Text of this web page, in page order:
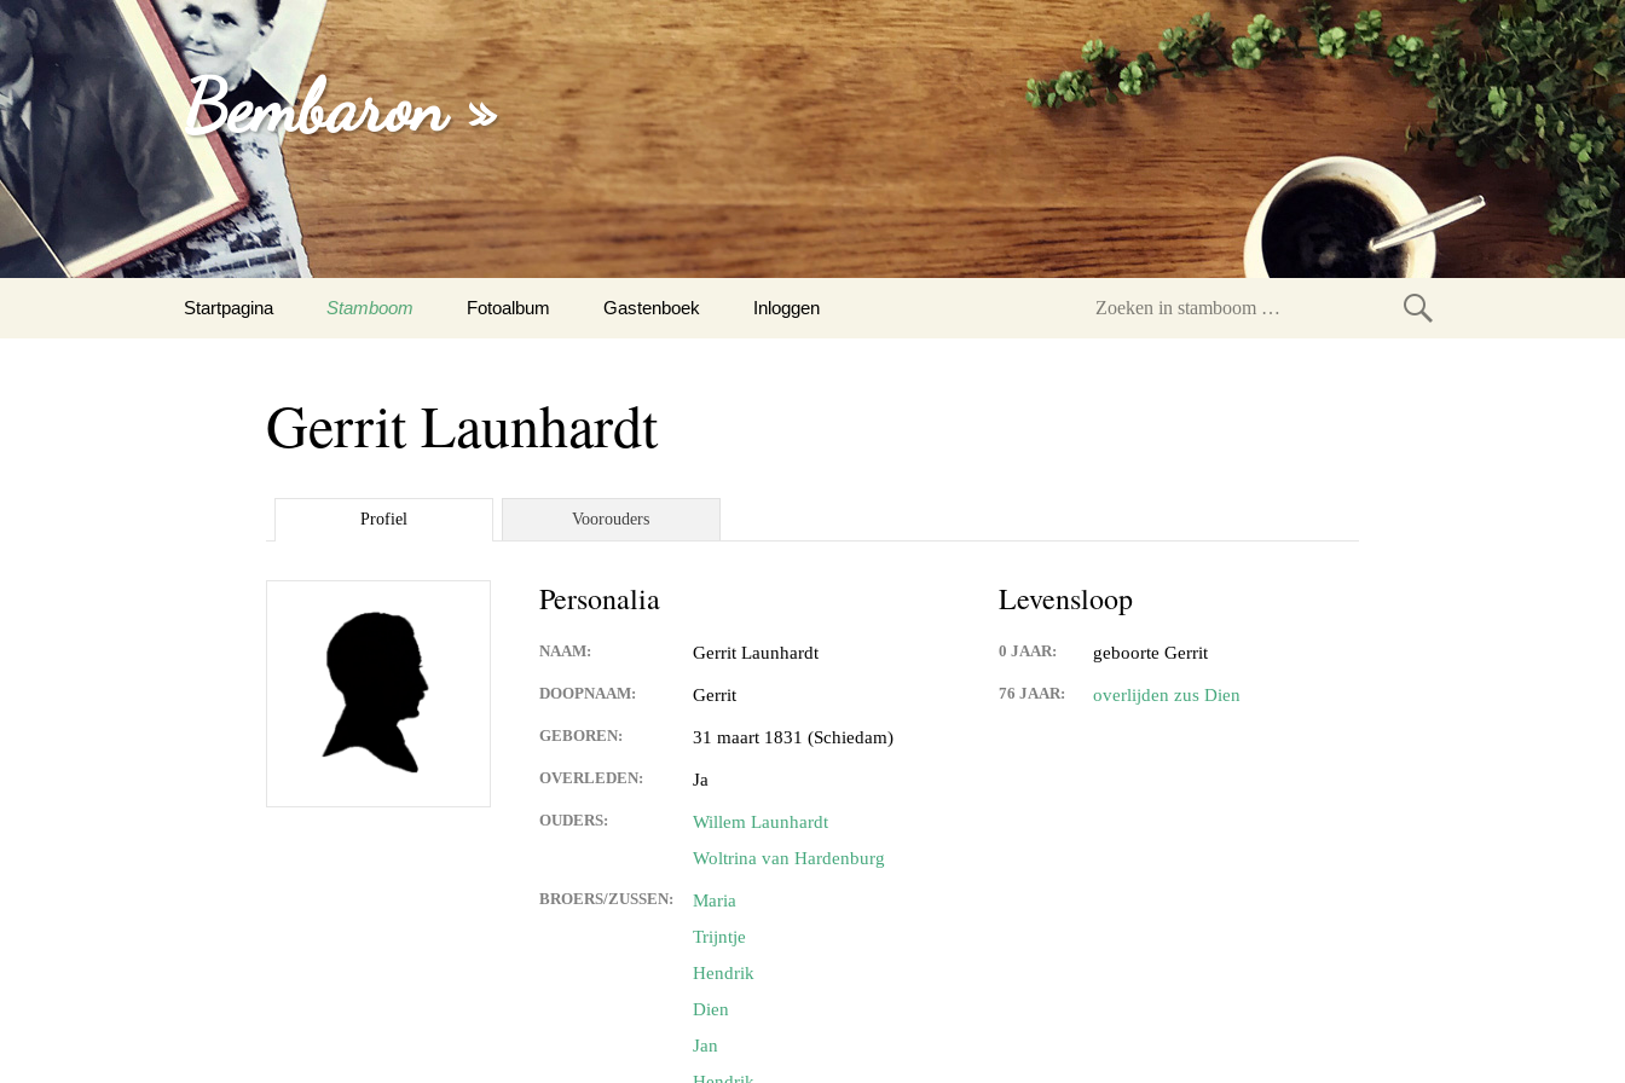
Bembaron »
naar
Startpagina Stamboom Fotoalbum Gastenboek
Inloggen
Zoeken
Gerrit Launhardt
Profiel Voorouders
Personalia
NAAM: Gerrit Launhardt
DOOPNAAM: Gerrit
GEBOREN: 31 maart 1831 (Schiedam)
OVERLEDEN: Ja
OUDERS:
Willem Launhardt
Woltrina van Hardenburg
BROERS/ZUSSEN:
Maria
Trijntje
Hendrik
Dien
Jan
Levensloop
0 JAAR: geboorte Gerrit
76 JAAR: overlijden zus Dien